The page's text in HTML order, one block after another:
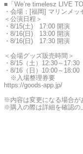
■「We’re timelesz LIVE
・会場：[福岡] マリンメ
＜公演日程＞
・8/15(土) 17:00 開演
・8/16(日) 13:00 開演
・8/16(日) 17:30 開演
＜会場グッズ販売時間＞
・8/15（土）12:30～17:30
・8/16（日）10:00～18:00
※入場整理券要
https://goods-app.jp/
※内容は変更になる場合が
※購入の際は詳細を確認の